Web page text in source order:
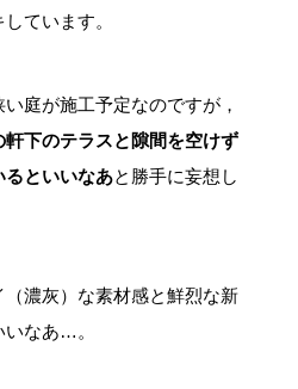
ています。
庭が施工予定なのですが，
下のテラスと隙間を空けず
るといいなあと勝手に妄想し
濃灰）な素材感と鮮烈な新
なあ…。